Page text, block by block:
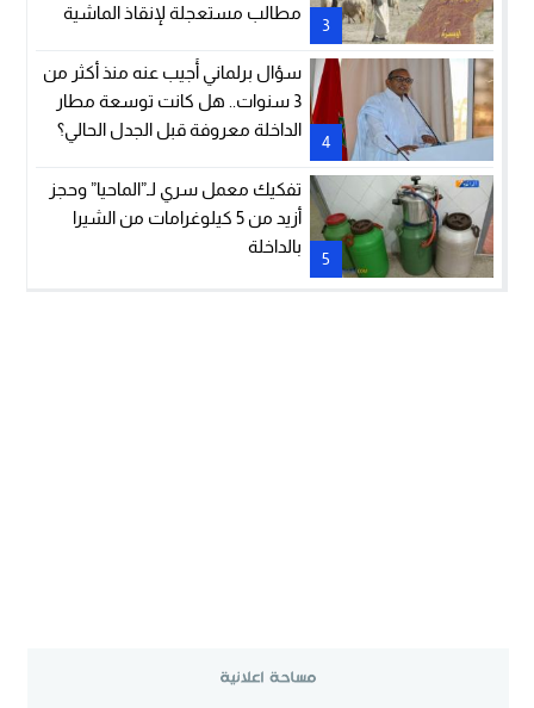
3
مطالب مستعجلة لإنقاذ الماشية
4
سؤال برلماني أُجيب عنه منذ أكثر من
3 سنوات.. هل كانت توسعة مطار
الداخلة معروفة قبل الجدل الحالي؟
5
تفكيك معمل سري لـ”الماحيا” وحجز
أزيد من 5 كيلوغرامات من الشيرا
بالداخلة